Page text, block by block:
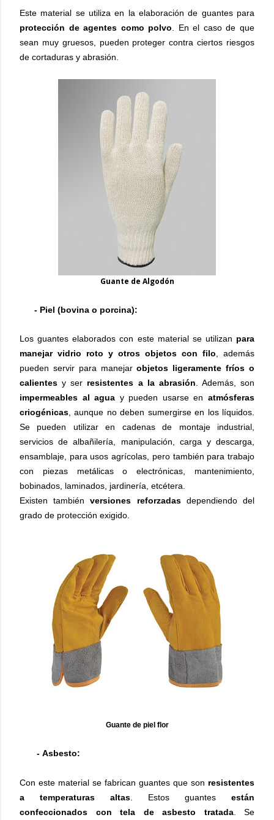
Este material se utiliza en la elaboración de guantes para
protección de agentes como polvo . En el caso de que
sean muy gruesos, pueden proteger contra ciertos riesgos
de cortaduras y abrasión.
Guante de Algodón
- Piel (bovina o porcina):
Los guantes elaborados con este material se utilizan para
manejar vidrio roto y otros objetos con filo , además
pueden servir para manejarobjetos ligeramente fríos o
calientes y ser resistentes a la abrasión . Además, son
impermeables al agua y pueden usarse enatmósferas
criogénicas , aunque no deben sumergirse en los líquidos.
Se pueden utilizar en cadenas de montaje industrial,
servicios de albañilería, manipulación, carga y descarga,
ensamblaje, para usos agrícolas, pero también para trabajo
con piezas metálicas o electrónicas, mantenimiento,
bobinados, laminados, jardinería, etcétera.
Existen tambiénversiones reforzadasdependiendo del
grado de protección exigido.
Guante de piel flor
- Asbesto:
Con este material se fabrican guantes que son resistentes
a temperaturas altas . Estos guantes están
confeccionados con tela de asbesto tratada. Se